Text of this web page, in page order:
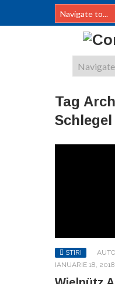
Tag
Schlegel
STIRI
IANUARIE 18, 2018